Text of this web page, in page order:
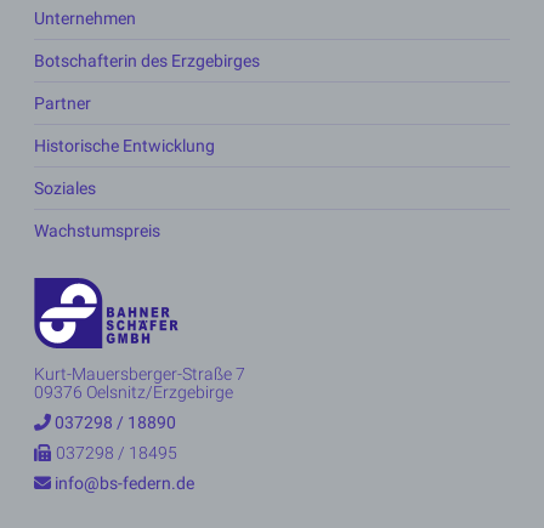
Unternehmen
Botschafterin des Erzgebirges
Partner
Historische Entwicklung
Soziales
Wachstumspreis
Kurt-Mauersberger-Straße 7
09376 Oelsnitz/Erzgebirge
037298 / 18890
037298 / 18495
info@bs-federn.de